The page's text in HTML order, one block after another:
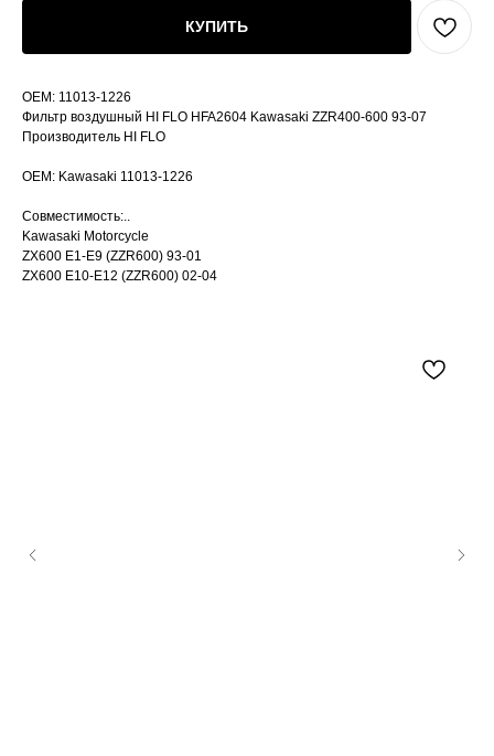
КУПИТЬ
OEM: 11013-1226
Фильтр воздушный HI FLO HFA2604 Kawasaki ZZR400-600 93-07
Производитель HI FLO
OEM: Kawasaki 11013-1226
Совместимость:..
Kawasaki Motorcycle
ZX600 E1-E9 (ZZR600) 93-01
ZX600 E10-E12 (ZZR600) 02-04